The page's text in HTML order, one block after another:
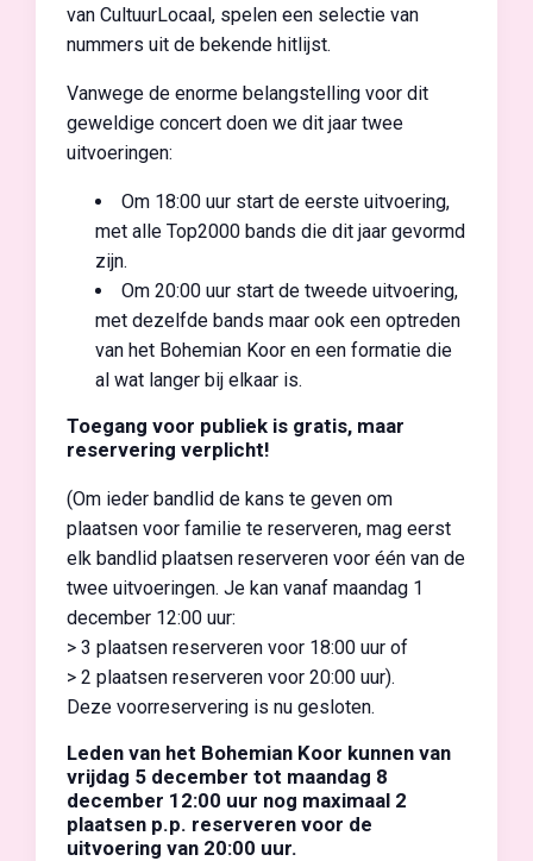
van CultuurLocaal, spelen een selectie van
nummers uit de bekende hitlijst.
Vanwege de enorme belangstelling voor dit
geweldige concert doen we dit jaar twee
uitvoeringen:
Om 18:00 uur start de eerste uitvoering,
met alle Top2000 bands die dit jaar gevormd
zijn.
Om 20:00 uur start de tweede uitvoering,
met dezelfde bands maar ook een optreden
van het Bohemian Koor en een formatie die
al wat langer bij elkaar is.
Toegang voor publiek is gratis, maar
reservering verplicht!
(Om ieder bandlid de kans te geven om
plaatsen voor familie te reserveren, mag eerst
elk bandlid plaatsen reserveren voor één van de
twee uitvoeringen. Je kan vanaf maandag 1
december 12:00 uur:
> 3 plaatsen reserveren voor 18:00 uur of
> 2 plaatsen reserveren voor 20:00 uur).
Deze voorreservering is nu gesloten.
Leden van het Bohemian Koor kunnen van
vrijdag 5 december tot maandag 8
december 12:00 uur nog maximaal 2
plaatsen p.p. reserveren voor de
uitvoering van 20:00 uur.